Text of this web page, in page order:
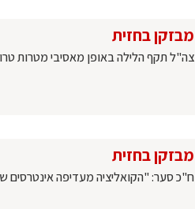
מבזקן בחזית
צה"ל תקף הלילה באופן מאסיבי מטרות
מבזקן בחזית
ח"כ סער: "הקואליציה מעדיפה אינטרסים